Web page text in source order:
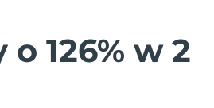
126% w 2